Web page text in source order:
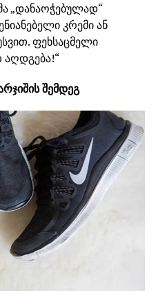
„დანაოჭებულად“
კრემი ან
ფეხსაცმელი
შემდეგ